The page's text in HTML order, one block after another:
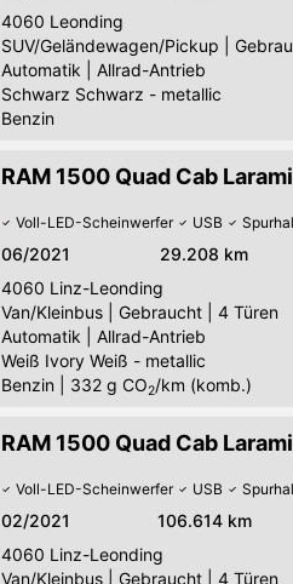
4060 Leonding
SUV/Geländewagen/Pickup
Automatik
Allrad-Antrieb
Schwarz Schwarz - metallic
Benzin
RAM 1500 Quad Cab
Voll-LED-Scheinwerfer USB
06/2021 29.208 km
4060 Linz-Leonding
Van/Kleinbus
Gebraucht
4 Türen
Automatik
Allrad-Antrieb
Weiß Ivory Weiß - metallic
Benzin
332 g CO2/km (komb.)
RAM 1500 Quad Cab
Voll-LED-Scheinwerfer USB
02/2021 106.614 km
4060 Linz-Leonding
Van/Kleinbus
Gebraucht
4 Türen